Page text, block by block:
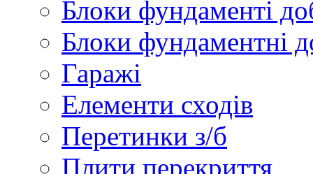
Блоки фундаменті
Блоки фундаментні
Гаражі
Елементи сходів
Перетинки з/б
Плити перекриття